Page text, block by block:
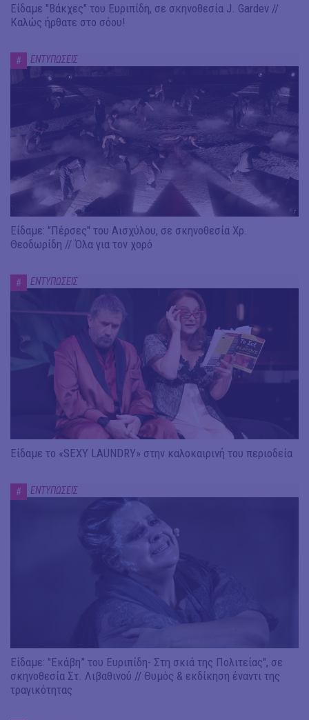
Είδαμε "Βάκχες" του Ευριπίδη, σε σκηνοθεσία J. Gardev //
Καλώς ήρθατε στο σόου!
# ΕΝΤΥΠΩΣΕΙΣ
Είδαμε: "Πέρσες" του Αισχύλου, σε σκηνοθεσία Χρ.
Θεοδωρίδη // Όλα για τον χορό
# ΕΝΤΥΠΩΣΕΙΣ
Είδαμε το «SEXY LAUNDRY» στην καλοκαιρινή του περιοδεία
# ΕΝΤΥΠΩΣΕΙΣ
Είδαμε: "Εκάβη” του Ευριπίδη- Στη σκιά της Πολιτείας", σε
σκηνοθεσία Στ. Λιβαθινού // Θυμός & εκδίκηση έναντι της
τραγικότητας